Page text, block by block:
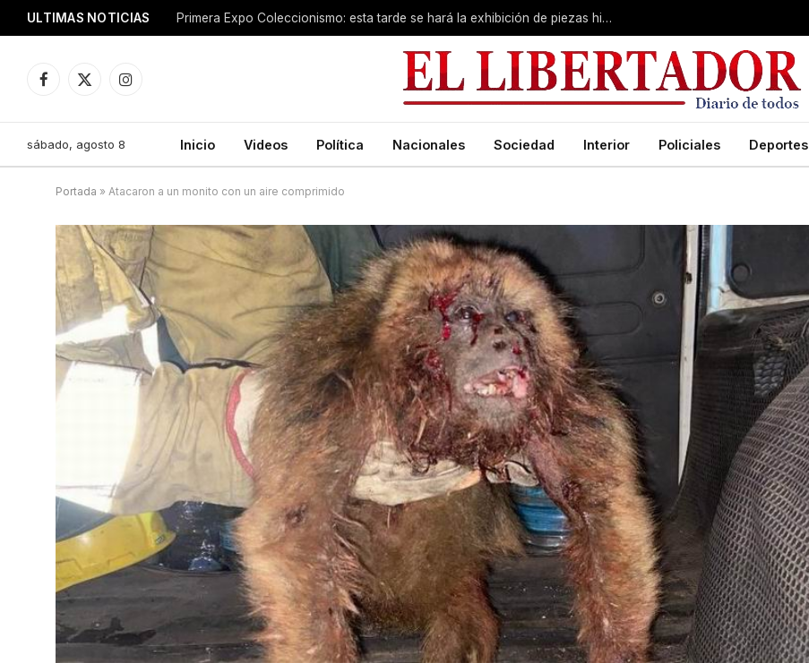
ULTIMAS NOTICIAS Primera Expo Coleccionismo: esta tarde se hará la exhibición de piezas históricas
Facebook
X
Instagram
sábado, agosto 8 Inicio Videos Política Nacionales Sociedad Interior Policiales Deportes
Portada » Atacaron a un monito con un aire comprimido